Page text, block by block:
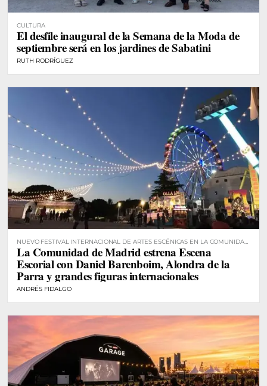
CULTURA
El desfile inaugural de la Semana de la Moda de
septiembre será en los jardines de Sabatini
RUTH RODRÍGUEZ
NUEVO FESTIVAL INTERNACIONAL DE ARTES ESCÉNICAS EN LA COMUNIDAD
DE MADRID
La Comunidad de Madrid estrena Escena
Escorial con Daniel Barenboim, Alondra de la
Parra y grandes figuras internacionales
ANDRÉS FIDALGO